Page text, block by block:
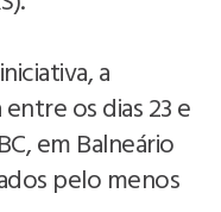
a
os dias 23 e
em Balneário
pelo menos